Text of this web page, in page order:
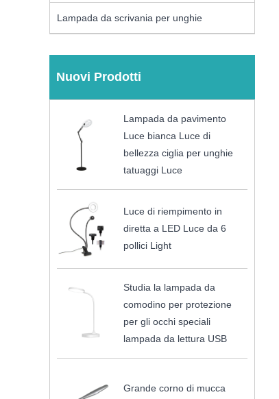
Lampada da scrivania per unghie
Nuovi Prodotti
Lampada da pavimento
Luce bianca Luce di
bellezza ciglia per unghie
tatuaggi Luce
Luce di riempimento in
diretta a LED Luce da 6
pollici Light
Studia la lampada da
comodino per protezione
per gli occhi speciali
lampada da lettura USB
Grande corno di mucca